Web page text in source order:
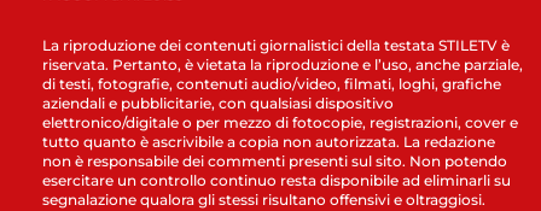
La riproduzione dei contenuti giornalistici della testata STILETV è
riservata. Pertanto, è vietata la riproduzione e l’uso, anche parziale,
di testi, fotografie, contenuti audio/video, filmati, loghi, grafiche
aziendali e pubblicitarie, con qualsiasi dispositivo
elettronico/digitale o per mezzo di fotocopie, registrazioni, cover e
tutto quanto è ascrivibile a copia non autorizzata. La redazione
non è responsabile dei commenti presenti sul sito. Non potendo
esercitare un controllo continuo resta disponibile ad eliminarli su
segnalazione qualora gli stessi risultano offensivi e oltraggiosi.